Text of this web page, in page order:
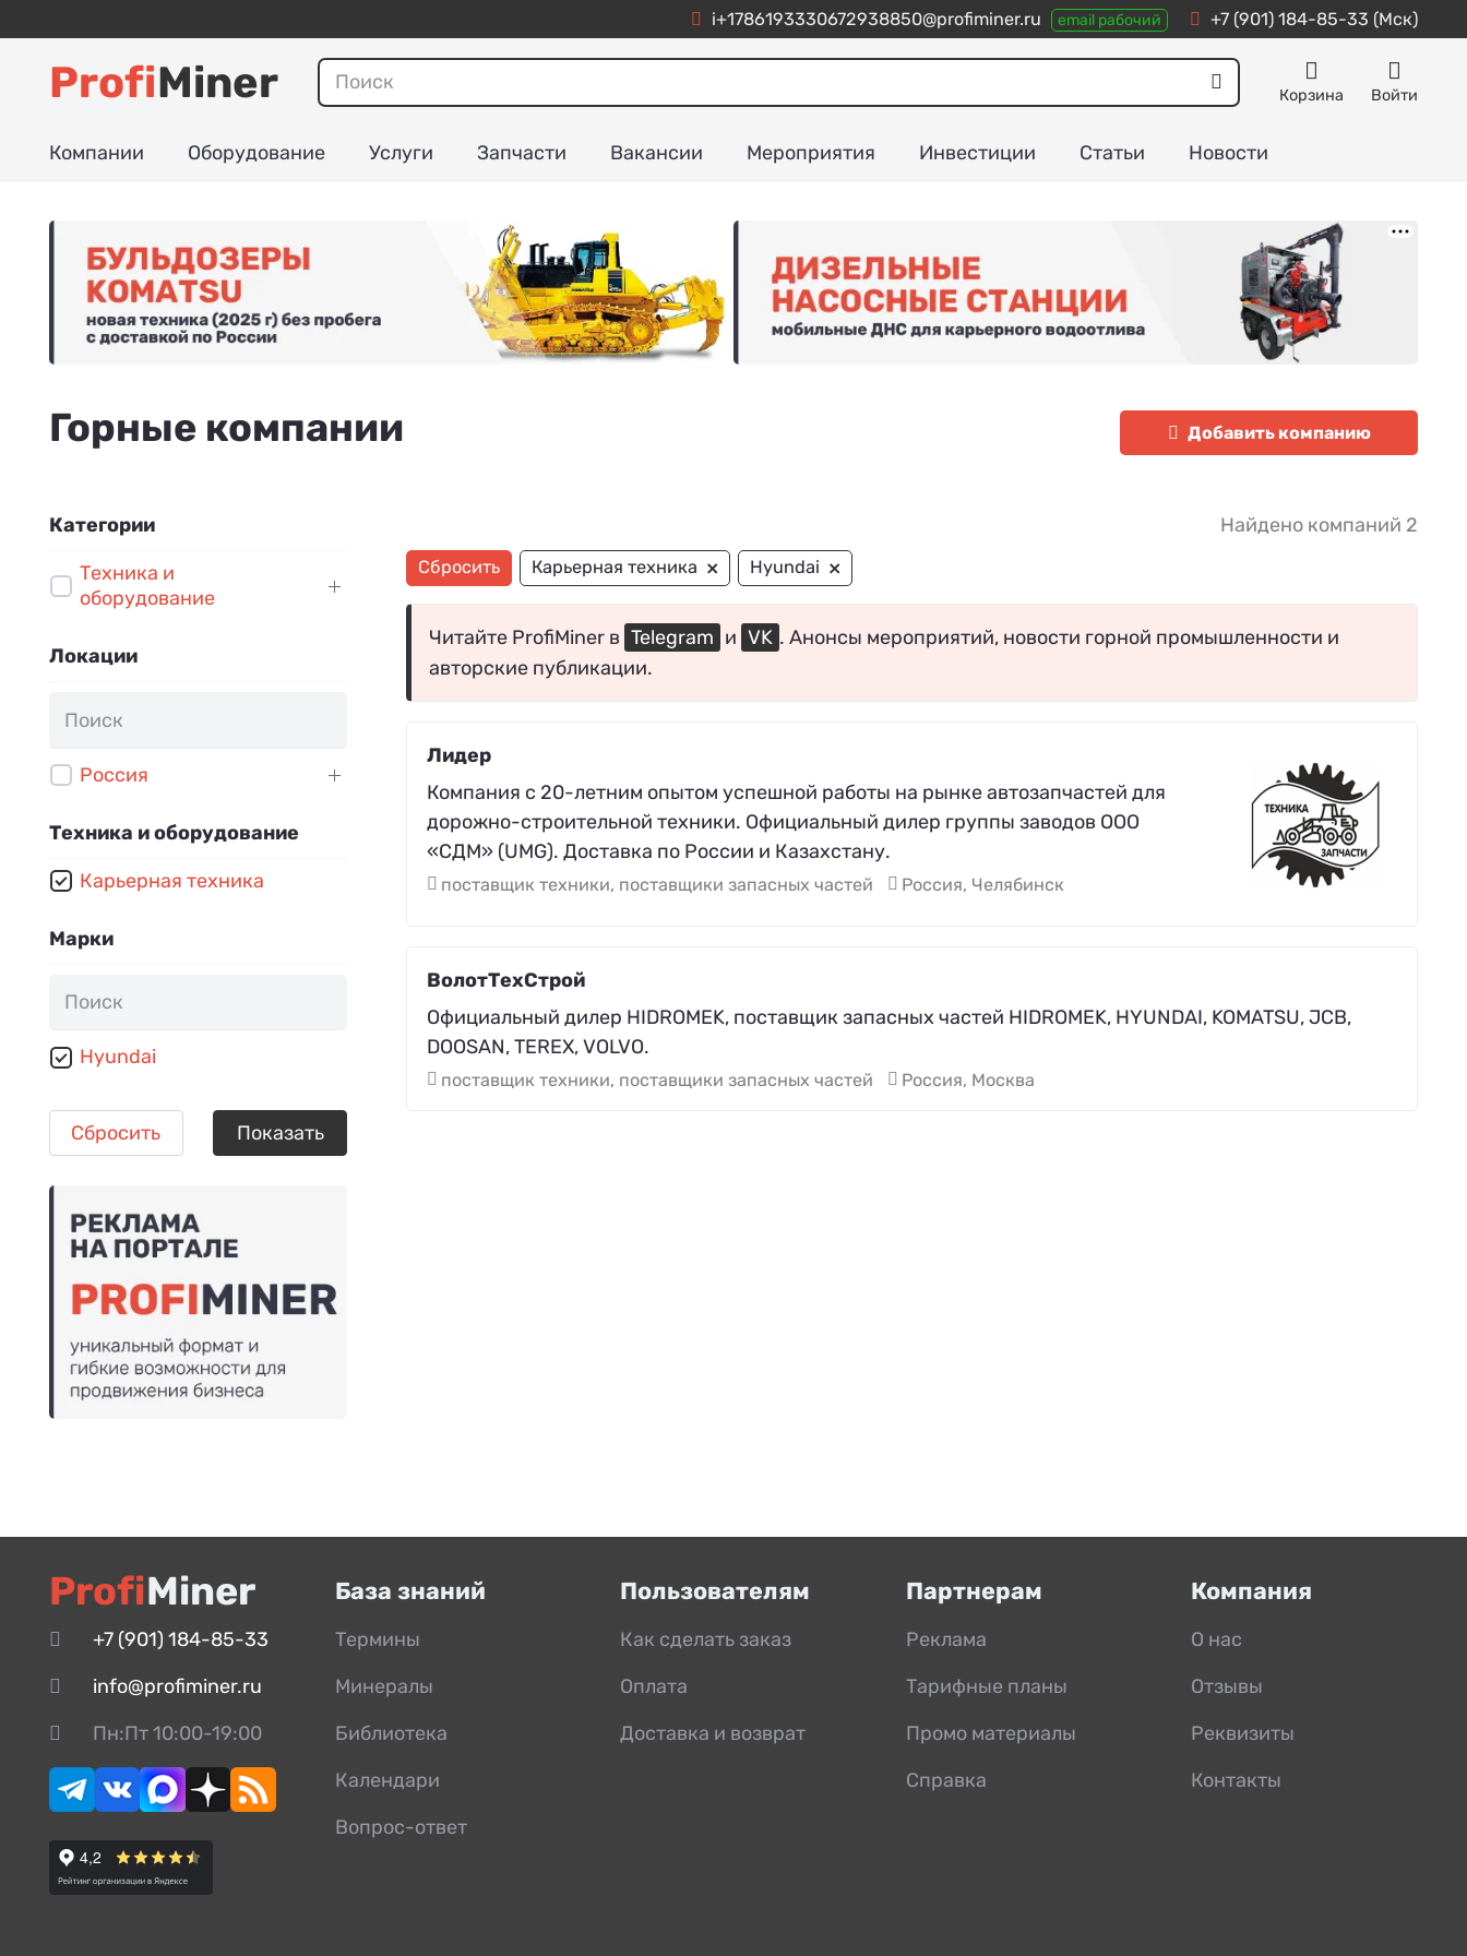
i+1786193330672938850@profiminer.ru email рабочий +7 (901) 184-85-33 (Мск)
ProfiMiner Корзина Войти
Компании Оборудование Услуги Запчасти Вакансии Мероприятия Инвестиции Статьи Новости
Горные компании Добавить компанию
Категории
Техника и
оборудование
Локации
Россия
Техника и оборудование
Карьерная техника
Марки
Hyundai
Показать
Сбросить
Найдено компаний 2
Сбросить Карьерная техника × Hyundai ×
Читайте ProfiMiner в Telegram и VK . Анонсы мероприятий, новости горной промышленности и
авторские публикации.
Лидер
Компания с 20-летним опытом успешной работы на рынке автозапчастей для
дорожно-строительной техники. Официальный дилер группы заводов ООО
«СДМ» (UMG). Доставка по России и Казахстану.
поставщик техники, поставщики запасных частей Россия, Челябинск
ВолотТехСтрой
Официальный дилер HIDROMEK, поставщик запасных частей HIDROMEK, HYUNDAI, KOMATSU, JCB,
DOOSAN, TEREX, VOLVO.
поставщик техники, поставщики запасных частей Россия, Москва
ProfiMiner
+7 (901) 184-85-33
info@profiminer.ru
Пн:Пт 10:00-19:00
База знаний
Термины
Минералы
Библиотека
Календари
Вопрос-ответ
Пользователям
Как сделать заказ
Оплата
Доставка и возврат
Партнерам
Реклама
Тарифные планы
Промо материалы
Справка
Компания
О нас
Отзывы
Реквизиты
Контакты